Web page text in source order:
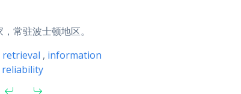
常驻波士顿地区。
retrieval , information